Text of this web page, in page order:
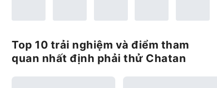
Top 10 trải nghiệm và điểm tham
quan nhất định phải thử Chatan